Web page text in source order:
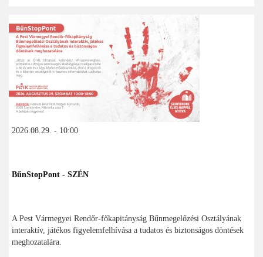
2026.08.29. - 10:00
BűnStopPont - SZÉN
A Pest Vármegyei Rendőr-főkapitányság Bűnmegelőzési Osztályának
interaktív, játékos figyelemfelhívása a tudatos és biztonságos döntések
meghozatalára.